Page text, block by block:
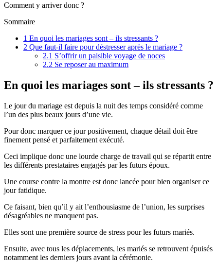
Comment y arriver donc ?
Sommaire
1 En quoi les mariages sont – ils stressants ?
2 Que faut-il faire pour déstresser après le mariage ?
2.1 S’offrir un paisible voyage de noces
2.2 Se reposer au maximum
En quoi les mariages sont – ils stressants ?
Le jour du mariage est depuis la nuit des temps considéré comme
l’un des plus beaux jours d’une vie.
Pour donc marquer ce jour positivement, chaque détail doit être
finement pensé et parfaitement exécuté.
Ceci implique donc une lourde charge de travail qui se répartit entre
les différents prestataires engagés par les futurs époux.
Une course contre la montre est donc lancée pour bien organiser ce
jour fatidique.
Ce faisant, bien qu’il y ait l’enthousiasme de l’union, les surprises
désagréables ne manquent pas.
Elles sont une première source de stress pour les futurs mariés.
Ensuite, avec tous les déplacements, les mariés se retrouvent épuisés
notamment les derniers jours avant la cérémonie.